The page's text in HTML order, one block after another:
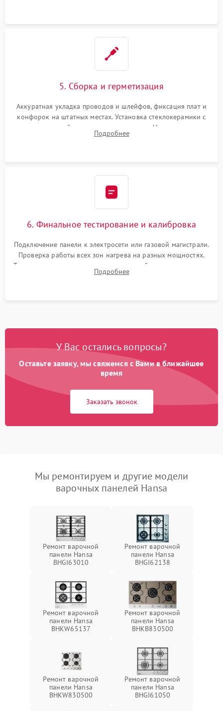
5. Сборка и герметизация
Аккуратная укладка проводов и шлейфов, фиксация плат и
конфорок на штатных местах. Установка стеклокерамики с
проверкой равномерности зазоров. Нанесение
термостойкого герметика или укладка уплотнительной
Подробнее
6. Финальное тестирование и калибровка
Подключение панели к электросети или газовой магистрали.
Проверка работы всех зон нагрева на разных мощностях.
Тестирование сенсорного управления, таймера, индикаторов
остаточного тепла и систем защиты от перегрева.
Подробнее
У Вас остались вопросы?
Оставьте заявку, мы свяжемся с Вами в ближайшее
время
Заказать звонок
Мы ремонтируем и другие модели
варочных панелей Hansa
Ремонт варочной
панели Hansa
BHGI63010
Ремонт варочной
панели Hansa
BHGI62138
Ремонт варочной
панели Hansa
BHKW65137
Ремонт варочной
панели Hansa
BHKB830500
Ремонт варочной
панели Hansa
BHKW830500
Ремонт варочной
панели Hansa
BHGI61050